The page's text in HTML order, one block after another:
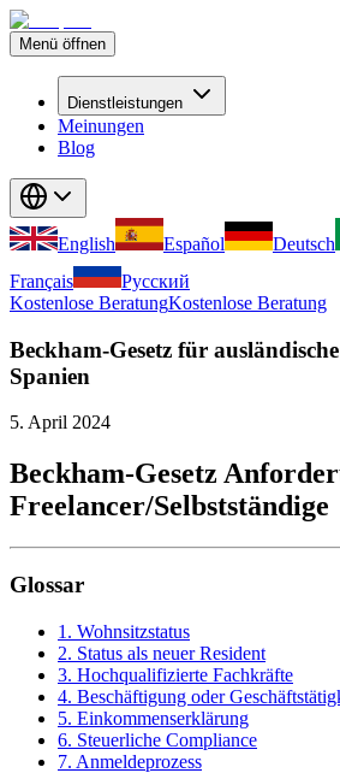
Menü öffnen
Dienstleistungen
Meinungen
Blog
English Español Deutsch
Français
Русский
Kostenlose BeratungKostenlose Beratung
Beckham-Gesetz für
Spanien
5. April 2024
Beckham-Gesetz
Freelancer/Selbstständige
Glossar
1. Wohnsitzstatus
2. Status als neuer Resident
3. Hochqualifizierte Fachkräfte
4. Beschäftigung oder
5. Einkommenserklärung
6. Steuerliche Compliance
7. Anmeldeprozess